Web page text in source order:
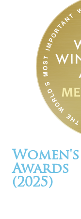
Awards
(2025)